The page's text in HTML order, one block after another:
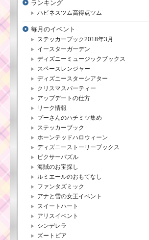
ランキング
ハピネスツム高得点ツム
毎月のイベント
ステッカーブック2018年3月
イースターガーデン
ディズニーミュージックブックス
スペースレンジャー
ディズニースターシアター
クリスマスパーティー
アップデートの仕方
リーク情報
プーさんのハチミツ集め
ステッカーブック
ホーンテッドハロウィーン
ディズニーストーリーブックス
ピクサーパズル
海賊のお宝探し
ルミエールのおもてなし
ファンタズミック
アナと雪の女王イベント
スイートハート
アリスイベント
シンデレラ
ズートピア